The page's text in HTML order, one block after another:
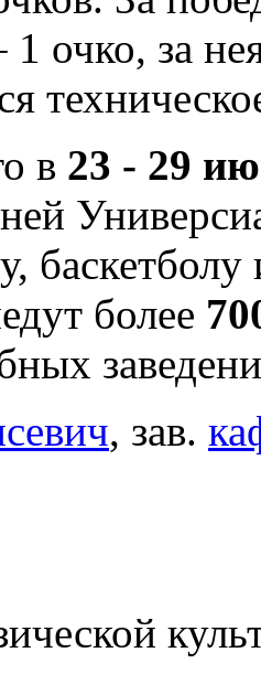
очко, за
в 23 - 29
более
, зав.